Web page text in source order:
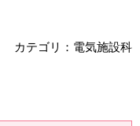
カテゴリ：電気施設科